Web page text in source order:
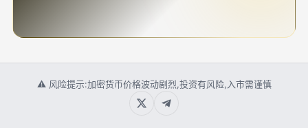
⚠ 风险提示:加密货币价格波动剧烈,投资有风险,入市需谨慎